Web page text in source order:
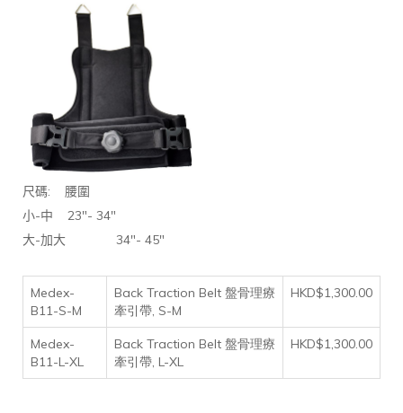
尺碼:
腰圍
小-中 23"- 34"
大-加大 34"- 45"
Medex-
B11-S-M
Back Traction Belt 盤骨理療
牽引帶, S-M
HKD$1,300.00
Medex-
B11-L-XL
Back Traction Belt 盤骨理療
牽引帶, L-XL
HKD$1,300.00